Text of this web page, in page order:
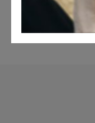
READ MORE